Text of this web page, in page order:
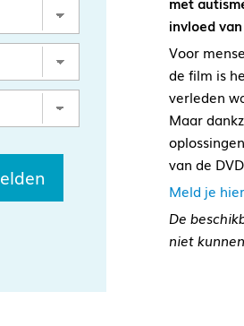
invloed
Voor
de film is
verleden
Maar
van de
Meld je
De
niet